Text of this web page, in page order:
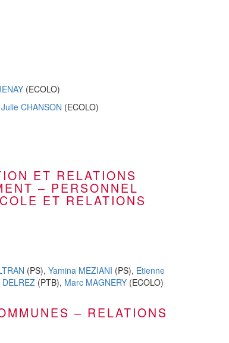
(ECOLO)
Julie CHANSON (ECOLO)
ET RELATIONS
– PERSONNEL
ET RELATIONS
(PS), Yamina MEZIANI (PS), Etienne
DELREZ (PTB), Marc MAGNERY (ECOLO)
– RELATIONS